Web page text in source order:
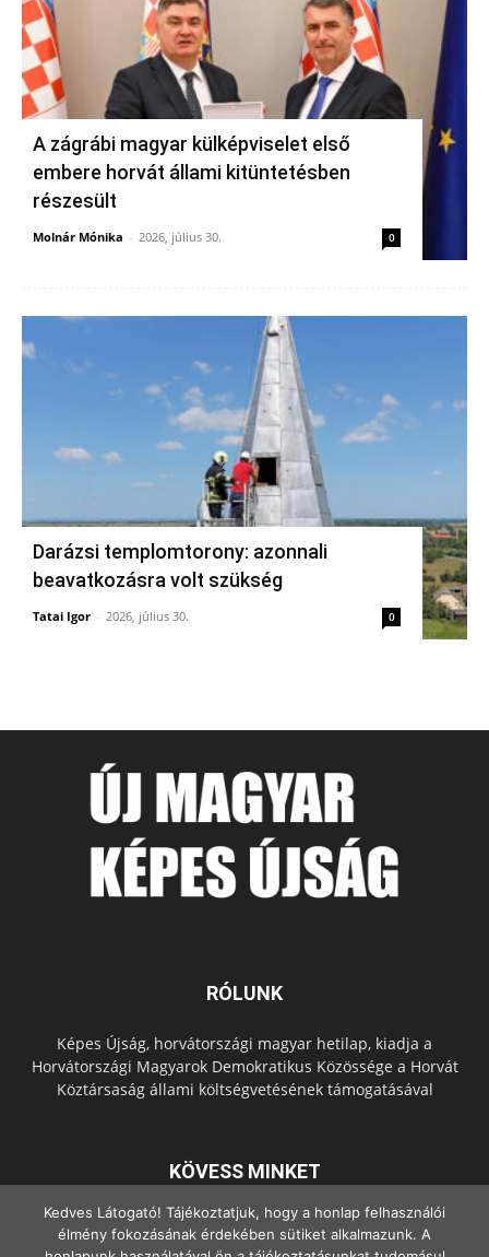
A zágrábi magyar külképviselet első
embere horvát állami kitüntetésben
részesült
Molnár Mónika - 2026, július 30. 0
Darázsi templomtorony: azonnali
beavatkozásra volt szükség
Tatai Igor - 2026, július 30. 0
RÓLUNK
Képes Újság, horvátországi magyar hetilap, kiadja a
Horvátországi Magyarok Demokratikus Közössége a Horvát
Köztársaság állami költségvetésének támogatásával
KÖVESS MINKET
Kedves Látogató! Tájékoztatjuk, hogy a honlap felhasználói
élmény fokozásának érdekében sütiket alkalmazunk. A